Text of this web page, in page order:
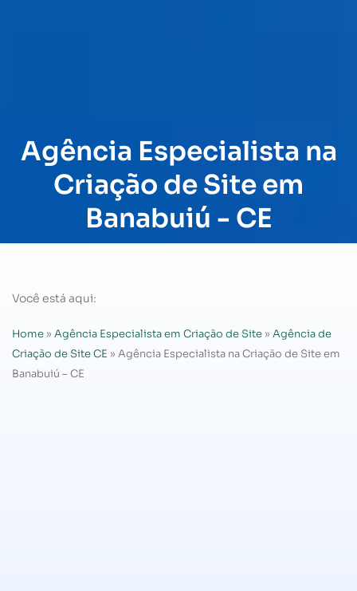
Agência Especialista na
Criação de Site em
Banabuiú - CE
Você está aqui:
Home » Agência Especialista em Criação de Site » Agência de
Criação de Site CE » Agência Especialista na Criação de Site em
Banabuiú – CE